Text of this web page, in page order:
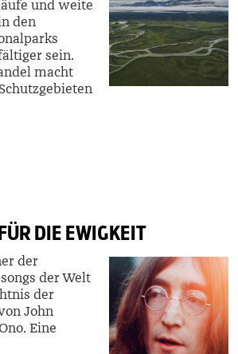
und weite
den
sein.
macht
DIE EWIGKEIT
der
der Welt
der
John
Eine